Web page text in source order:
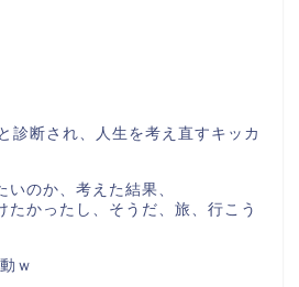
診断され、人生を考え直すキッカ
いのか、考えた結果、
たかったし、そうだ、旅、行こう
ｗ